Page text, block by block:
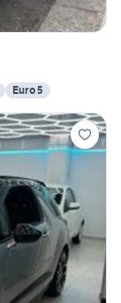
Euro 5